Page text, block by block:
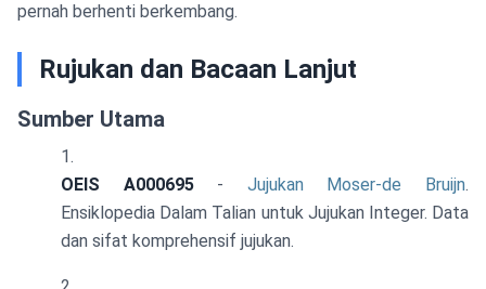
pernah berhenti berkembang.
Rujukan dan Bacaan Lanjut
Sumber Utama
OEIS A000695- Jujukan Moser-de Bruijn.
Ensiklopedia Dalam Talian untuk Jujukan Integer. Data
dan sifat komprehensif jujukan.